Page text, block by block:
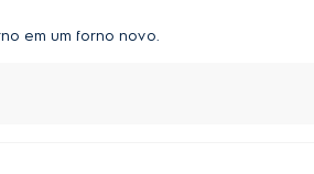
em um forno novo.